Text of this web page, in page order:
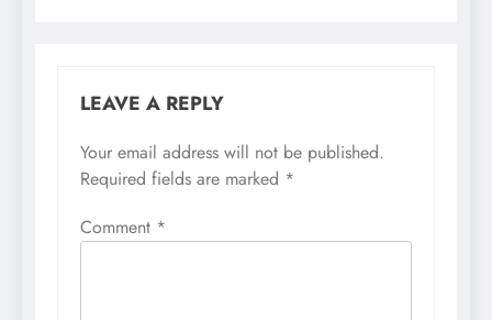
LEAVE A REPLY
Your email address will not be published.
Required fields are marked *
Comment *